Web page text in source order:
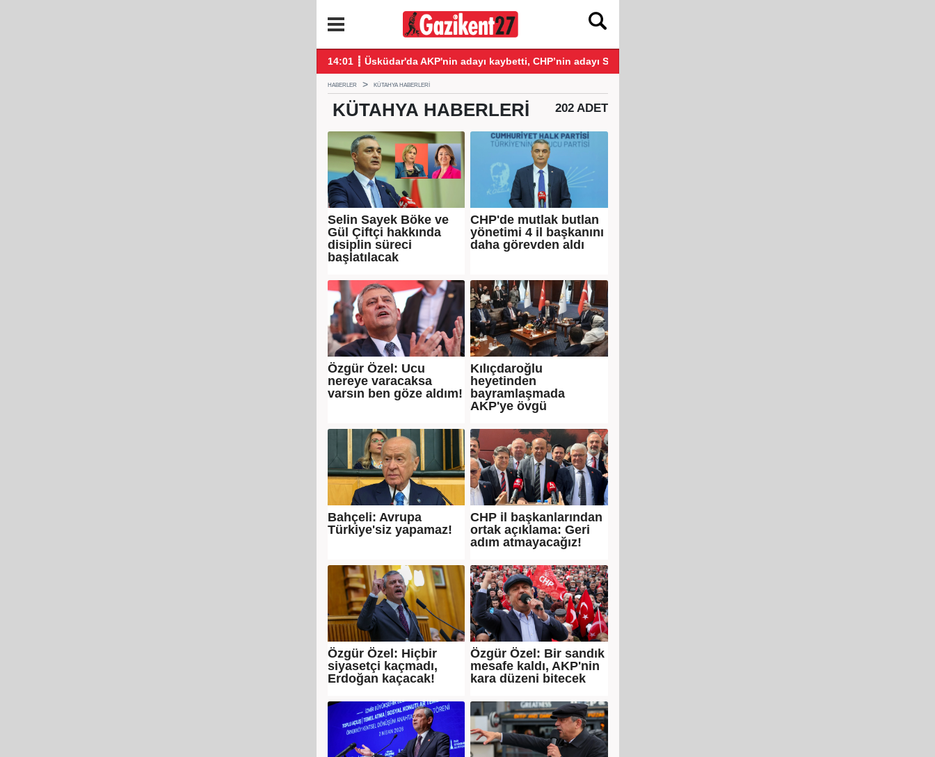
14:01 ┋ Üsküdar'da AKP'nin adayı kaybetti, CHP’nin adayı Sibel Tan Çetinkaya Başkan Vekili seçildi
11:34 ┋ Dervişoğlu: Bu yasada tarif edilen ikinci cumhuriyettir...
HABERLER KÜTAHYA HABERLERI
KÜTAHYA HABERLERI 202 ADET
Selin Sayek Böke ve
Gül Çiftçi hakkında
disiplin süreci
başlatılacak
CHP'de mutlak butlan
yönetimi 4 il başkanını
daha görevden aldı
Özgür Özel: Ucu
nereye varacaksa
varsın ben göze aldım!
Kılıçdaroğlu
heyetinden
bayramlaşmada
AKP'ye övgü
Bahçeli: Avrupa
Türkiye'siz yapamaz!
CHP il başkanlarından
ortak açıklama: Geri
adım atmayacağız!
Özgür Özel: Hiçbir
siyasetçi kaçmadı,
Erdoğan kaçacak!
Özgür Özel: Bir sandık
mesafe kaldı, AKP'nin
kara düzeni bitecek